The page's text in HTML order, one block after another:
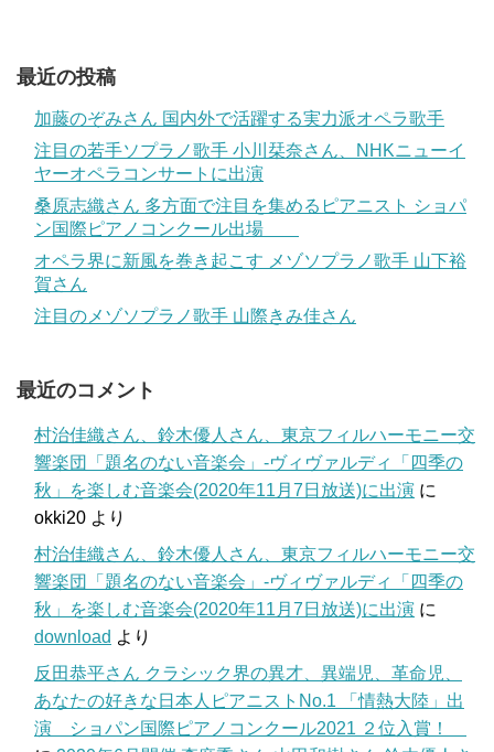
最近の投稿
加藤のぞみさん 国内外で活躍する実力派オペラ歌手
注目の若手ソプラノ歌手 小川栞奈さん、NHKニューイ
ヤーオペラコンサートに出演
桑原志織さん 多方面で注目を集めるピアニスト ショパ
ン国際ピアノコンクール出場
オペラ界に新風を巻き起こす メゾソプラノ歌手 山下裕
賀さん
注目のメゾソプラノ歌手 山際きみ佳さん
最近のコメント
村治佳織さん、鈴木優人さん、東京フィルハーモニー交
響楽団「題名のない音楽会」-ヴィヴァルディ「四季の
秋」を楽しむ音楽会(2020年11月7日放送)に出演 に
okki20 より
村治佳織さん、鈴木優人さん、東京フィルハーモニー交
響楽団「題名のない音楽会」-ヴィヴァルディ「四季の
秋」を楽しむ音楽会(2020年11月7日放送)に出演 に
download より
反田恭平さん クラシック界の異才、異端児、革命児、
あなたの好きな日本人ピアニストNo.1 「情熱大陸」出
演 ショパン国際ピアノコンクール2021 ２位入賞！